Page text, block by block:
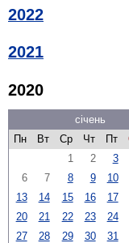
2022
2021
2020
січень
Пн
Вт Ср Чт Пт
1
2 3
6
7 8 9 10
13
14 15 16 17
20
21 22 23 24
27
28 29 30 31